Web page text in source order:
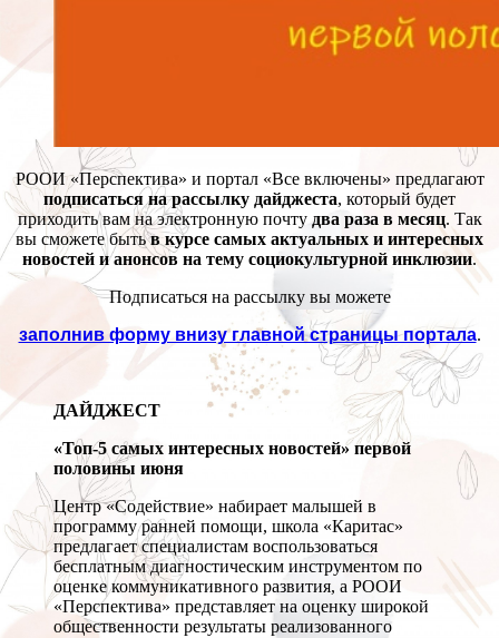
РООИ «Перспектива» и портал «Все включены» предлагают
подписаться на рассылку дайджеста, который будет
приходить вам на электронную почту два раза в месяц. Так
вы сможете бытьв курсе самых актуальных и интересных
новостей и анонсов на тему социокультурной инклюзии.
Подписаться на рассылку вы можете
заполнив форму внизу главной страницы портала.
ДАЙДЖЕСТ
«Топ-5 самых интересных новостей» первой
половины июня
Центр «Содействие» набирает малышей в
программу ранней помощи, школа «Каритас»
предлагает специалистам воспользоваться
бесплатным диагностическим инструментом по
оценке коммуникативного развития, а РООИ
«Перспектива» представляет на оценку широкой
общественности результаты реализованного